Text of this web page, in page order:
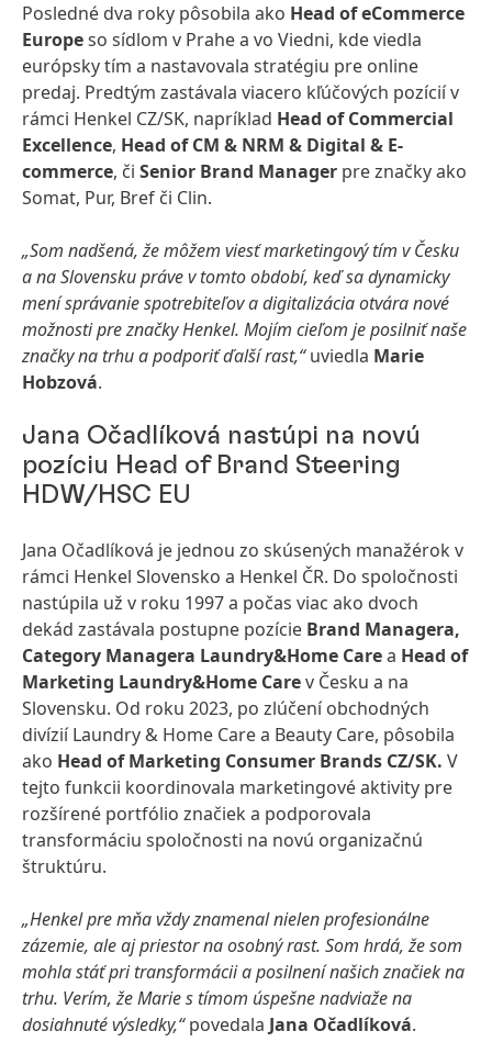
Posledné dva roky pôsobila ako Head of eCommerce
Europeso sídlom v Prahe a vo Viedni, kde viedla
európsky tím a nastavovala stratégiu pre online
predaj. Predtým zastávala viacero kľúčových pozícií v
rámci Henkel CZ/SK, napríklad Head of Commercial
Excellence, Head of CM & NRM & Digital & E-
commerce, či Senior Brand Manager pre značky ako
Somat, Pur, Bref či Clin.
„Som nadšená, že môžem viesť marketingový tím v Česku
a na Slovensku práve v tomto období, keď sa dynamicky
mení správanie spotrebiteľov a digitalizácia otvára nové
možnosti pre značky Henkel. Mojím cieľom je posilniť naše
značky na trhu a podporiť ďalší rast,“uviedla Marie
Hobzová.
Jana Očadlíková nastúpi na novú
pozíciu Head of Brand Steering
HDW/HSC EU
Jana Očadlíková je jednou zo skúsených manažérok v
rámci Henkel Slovensko a Henkel ČR. Do spoločnosti
nastúpila už v roku 1997 a počas viac ako dvoch
dekád zastávala postupne pozície Brand Managera,
Category Managera Laundry&Home Carea Head of
Marketing Laundry&Home Carev Česku a na
Slovensku. Od roku 2023, po zlúčení obchodných
divízií Laundry & Home Care a Beauty Care, pôsobila
ako Head of Marketing Consumer Brands CZ/SK. V
tejto funkcii koordinovala marketingové aktivity pre
rozšírené portfólio značiek a podporovala
transformáciu spoločnosti na novú organizačnú
štruktúru.
„Henkel pre mňa vždy znamenal nielen profesionálne
zázemie, ale aj priestor na osobný rast. Som hrdá, že som
mohla stáť pri transformácii a posilnení našich značiek na
trhu. Verím, že Marie s tímom úspešne nadviaže na
dosiahnuté výsledky,“povedala Jana Očadlíková.